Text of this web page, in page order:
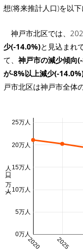
想(将来推計人口)を以下
神戸市北区では、
少(-14.0%)と見込まれ
て、 神戸市の減少傾向
が-8%以上減少(-
戸市北区は神戸市全体
2020 2025
0万人
5万人
10万人
15万人
20万人
25万人
人口 (万人)